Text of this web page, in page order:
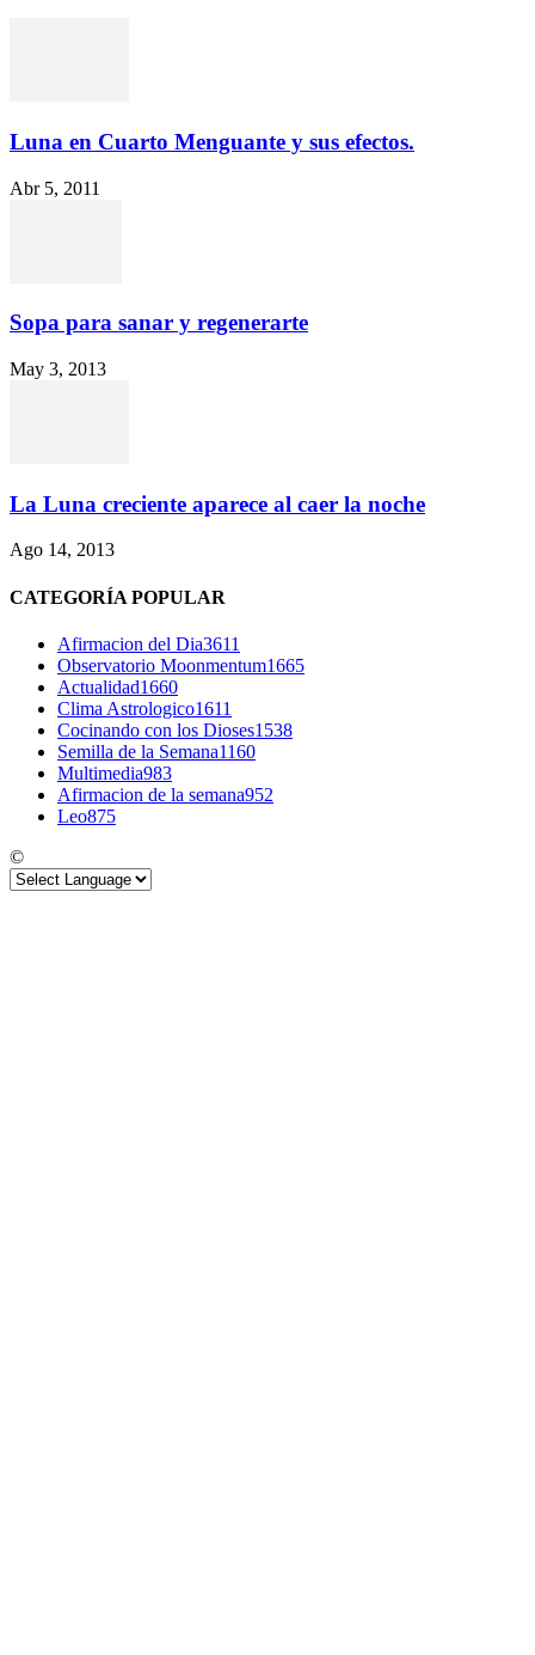
Luna en Cuarto Menguante y sus efectos.
Abr 5, 2011
Sopa para sanar y regenerarte
May 3, 2013
La Luna creciente aparece al caer la noche
Ago 14, 2013
CATEGORÍA POPULAR
Afirmacion del Dia3611
Observatorio Moonmentum1665
Actualidad1660
Clima Astrologico1611
Cocinando con los Dioses1538
Semilla de la Semana1160
Multimedia983
Afirmacion de la semana952
Leo875
©